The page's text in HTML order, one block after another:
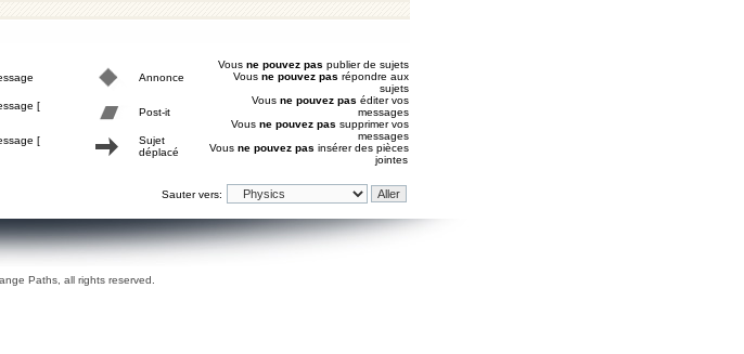
Annonce
[
Post-it
[
Sujet
déplacé
Vous ne pouvez pas publier de sujets
Vous ne pouvez pas répondre aux
sujets
Vous ne pouvez pas éditer vos
messages
Vous ne pouvez pas supprimer vos
messages
Vous ne pouvez pas insérer des pièces
jointes
Sauter vers:
Paths, all rights reserved.